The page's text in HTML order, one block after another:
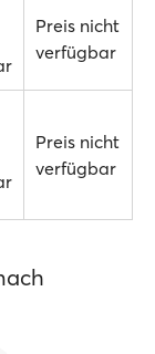
Preis nicht
verfügbar
Preis nicht
verfügbar